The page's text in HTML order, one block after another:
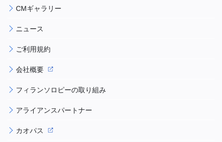
CMギャラリー
ニュース
ご利用規約
会社概要
フィランソロピーの取り組み
アライアンスパートナー
カオパス